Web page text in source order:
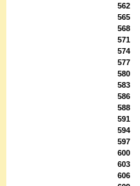
562
565
568
571
574
577
580
583
586
588
591
594
597
600
603
606